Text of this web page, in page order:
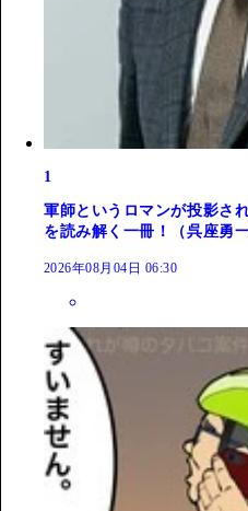
1
軍師というロマンが投影さ
を読み解く一冊！（呉座勇
2026年08月04日 06:30